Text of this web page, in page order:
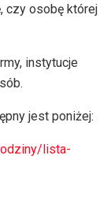
czy osobę której
instytucje
jest poniżej:
lista-